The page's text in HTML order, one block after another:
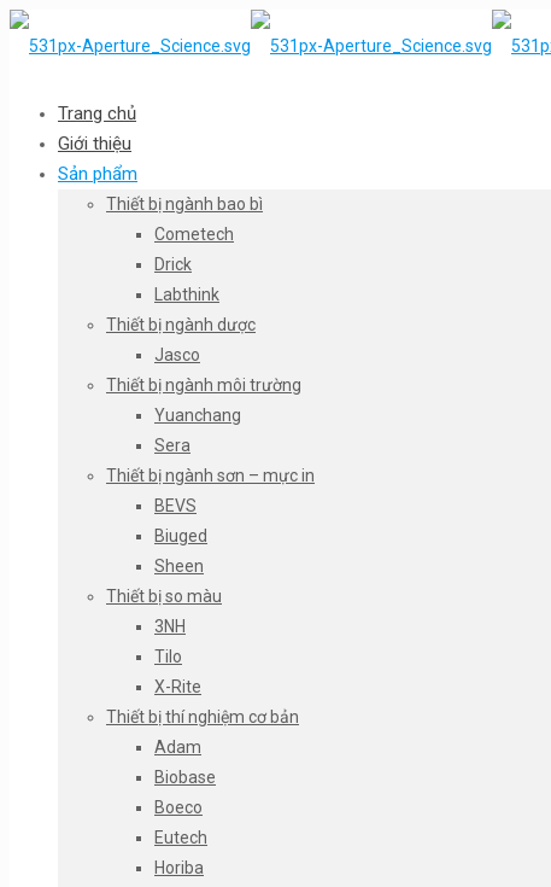
Trang chủ
Giới thiệu
Sản phẩm
Thiết bị ngành bao bì
Cometech
Drick
Labthink
Thiết bị ngành dược
Jasco
Thiết bị ngành môi trường
Yuanchang
Sera
Thiết bị ngành sơn – mực in
BEVS
Biuged
Sheen
Thiết bị so màu
3NH
Tilo
X-Rite
Thiết bị thí nghiệm cơ bản
Adam
Biobase
Boeco
Eutech
Horiba